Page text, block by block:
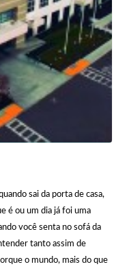
sai da porta de casa,
é ou um dia já foi uma
você senta no sofá da
tanto assim de
o mundo, mais do que